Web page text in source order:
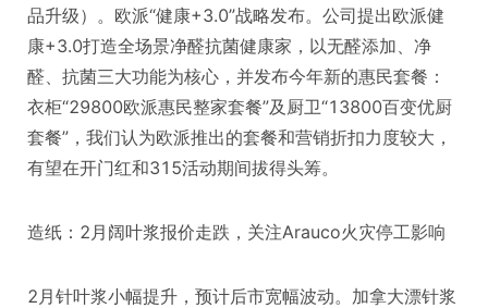
品升级）。欧派“健康+3.0”战略发布。公司提出欧派健
康+3.0打造全场景净醛抗菌健康家，以无醛添加、净
醛、抗菌三大功能为核心，并发布今年新的惠民套餐：
衣柜“29800欧派惠民整家套餐”及厨卫“13800百变优厨
套餐”，我们认为欧派推出的套餐和营销折扣力度较大，
有望在开门红和315活动期间拔得头筹。
造纸：2月阔叶浆报价走跌，关注Arauco火灾停工影响
2月针叶浆小幅提升，预计后市宽幅波动。加拿大漂针浆